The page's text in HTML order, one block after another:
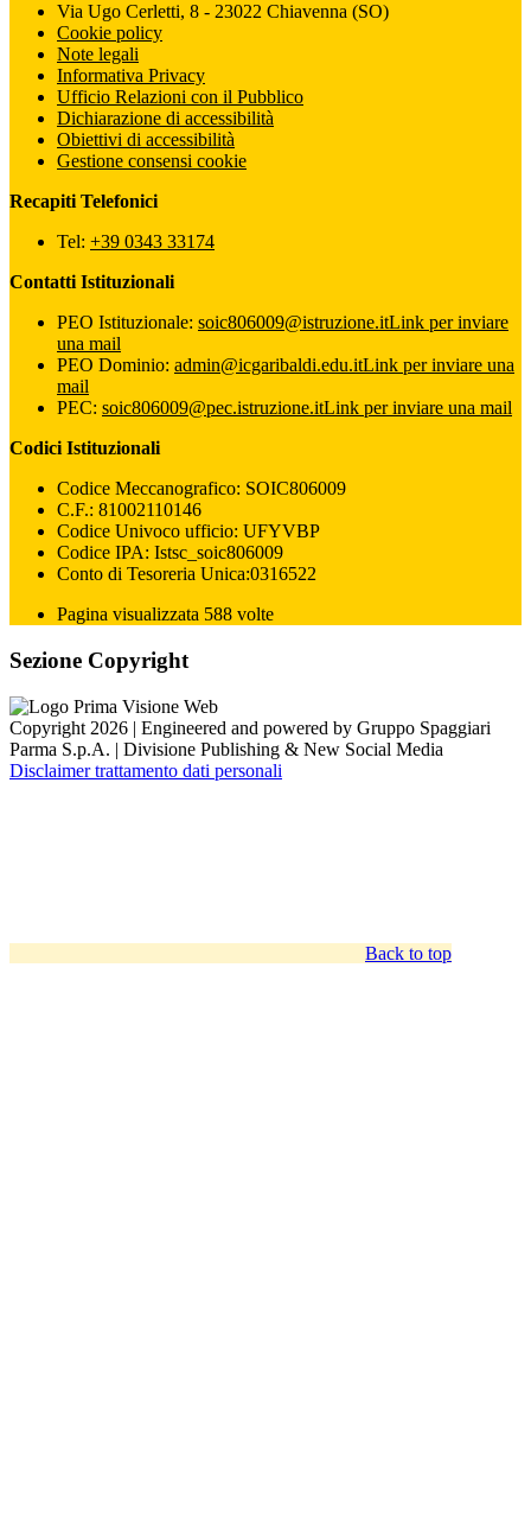
Via Ugo Cerletti, 8 - 23022 Chiavenna (SO)
Cookie policy
Note legali
Informativa Privacy
Ufficio Relazioni con il Pubblico
Dichiarazione di accessibilità
Obiettivi di accessibilità
Gestione consensi cookie
Recapiti Telefonici
Tel: +39 0343 33174
Contatti Istituzionali
PEO Istituzionale: soic806009@istruzione.itLink per inviare
una mail
PEO Dominio: admin@icgaribaldi.edu.itLink per inviare una
mail
PEC: soic806009@pec.istruzione.itLink per inviare una mail
Codici Istituzionali
Codice Meccanografico: SOIC806009
C.F.: 81002110146
Codice Univoco ufficio: UFYVBP
Codice IPA: Istsc_soic806009
Conto di Tesoreria Unica:0316522
Pagina visualizzata 588 volte
Sezione Copyright
Copyright 2026 | Engineered and powered by Gruppo Spaggiari
Parma S.p.A. | Divisione Publishing & New Social Media
Disclaimer trattamento dati personali
Back to top